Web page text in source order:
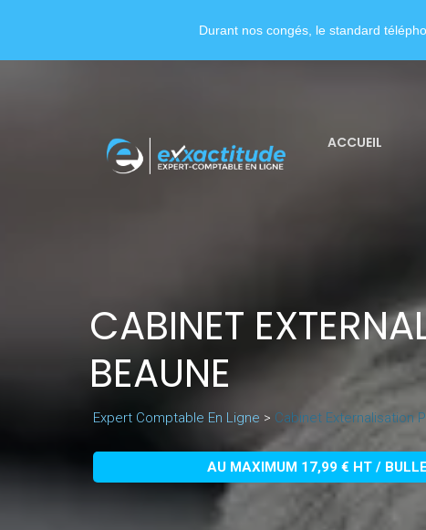
ACCUEIL
CABINET
BEAUNE
Expert Comptable En Ligne > Cabinet Externalisation
AU MAXIMUM 17,99 € HT /
Durant nos congés, le standard